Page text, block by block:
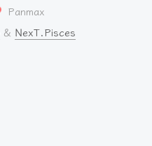
Panmax
& NexT.Pisces